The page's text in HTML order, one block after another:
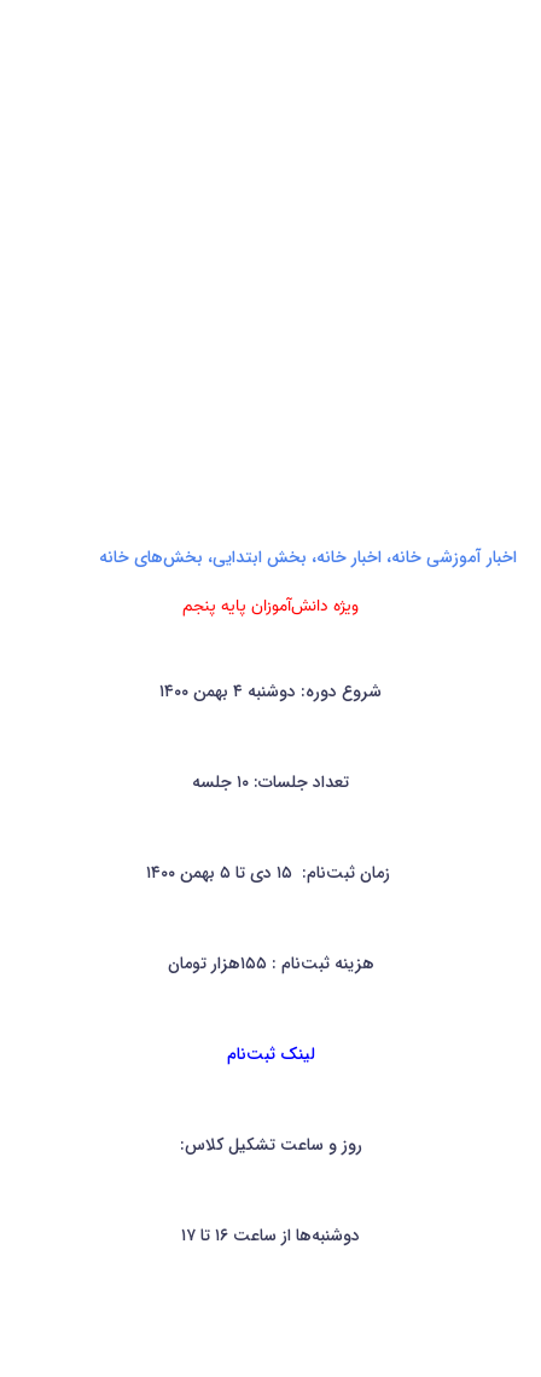
اخبار آموزشی خانه، اخبار خانه، بخش ابتدایی، بخش‌های خانه
ویژه دانش‌آموزان پایه پنجم
شروع دوره: دوشنبه ۴ بهمن ۱۴۰۰
تعداد جلسات: ۱۰ جلسه
زمان ثبت‌نام: ۱۵ دی تا ۵ بهمن ۱۴۰۰
هزینه ثبت‌نام : ۱۵۵هزار تومان
لینک ثبت‌نام
روز و ساعت تشکیل کلاس:
دوشنبه‌ها از ساعت ۱۶ تا ۱۷